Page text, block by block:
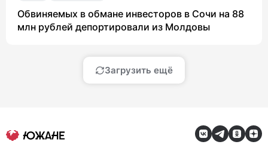
Обвиняемых в обмане инвесторов в Сочи на 88
млн рублей депортировали из Молдовы
Загрузить ещё